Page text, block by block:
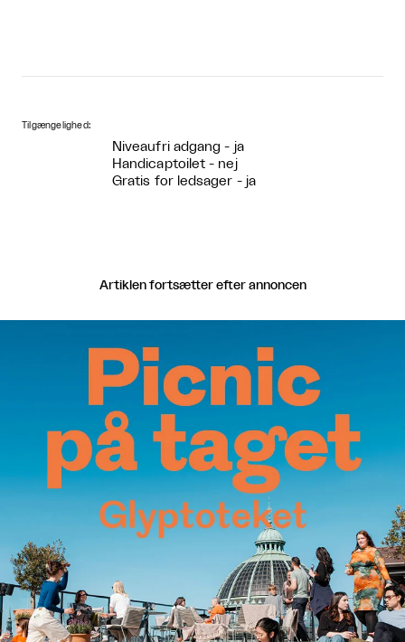
Tilgængelighed:
Niveaufri adgang - ja
Handicaptoilet - nej
Gratis for ledsager - ja
Artiklen fortsætter efter annoncen